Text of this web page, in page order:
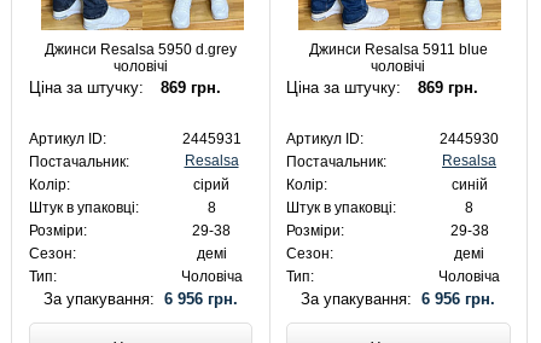
Джинси Resalsa 5950 d.grey
чоловічі
Ціна за штучку: 869 грн.
Артикул ID:
2445931
Постачальник:
Resalsa
Колір:
сірий
Штук в упаковці:
8
Розміри:
29-38
Сезон:
демі
Тип:
Чоловіча
За упакування: 6 956 грн.
Джинси Resalsa 5911 blue
чоловічі
Ціна за штучку: 869 грн.
Артикул ID:
2445930
Постачальник:
Resalsa
Колір:
синій
Штук в упаковці:
8
Розміри:
29-38
Сезон:
демі
Тип:
Чоловіча
За упакування:6 956 грн.